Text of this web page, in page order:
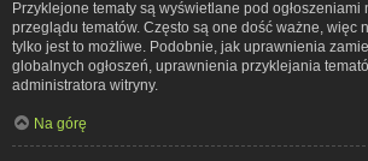
Przyklejone tematy są wyświetlane pod ogłoszeniami
przeglądu tematów. Często są one dość ważne, więc
tylko jest to możliwe. Podobnie, jak uprawnienia
globalnych ogłoszeń, uprawnienia przyklejania
administratora witryny.
Na górę